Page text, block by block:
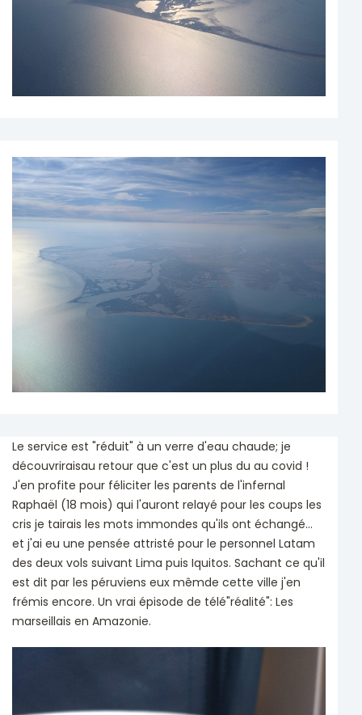
Le service est "réduit" à un verre d'eau chaude; je
découvriraisau retour que c'est un plus du au covid !
J'en profite pour féliciter les parents de l'infernal
Raphaël (18 mois) qui l'auront relayé pour les coups les
cris je tairais les mots immondes qu'ils ont échangé...
et j'ai eu une pensée attristé pour le personnel Latam
des deux vols suivant Lima puis Iquitos. Sachant ce qu'il
est dit par les péruviens eux mêmde cette ville j'en
frémis encore. Un vrai épisode de télé"réalité": Les
marseillais en Amazonie.